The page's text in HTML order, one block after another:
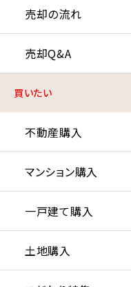
売却の流れ
売却Q&A
買いたい
不動産購入
マンション購入
一戸建て購入
土地購入